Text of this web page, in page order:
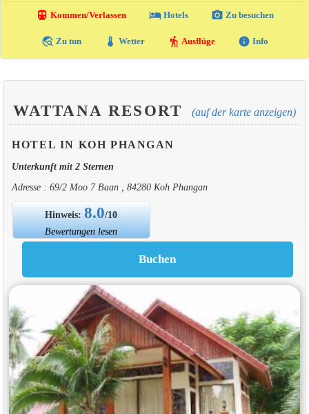
directions_transit Kommen/Verlassen local_hotelHotels photo_camera Zu besuchen
travel_explore Zu tun thermostat Wetter hiking Ausflüge info Info
WATTANA RESORT (auf der karte anzeigen)
HOTEL IN KOH PHANGAN
Unterkunft mit 2 Sternen
Adresse : 69/2 Moo 7 Baan , 84280 Koh Phangan
Hinweis:8.0/10
Bewertungen lesen